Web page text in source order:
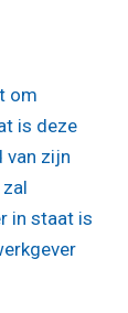
om
is deze
van zijn
in staat is